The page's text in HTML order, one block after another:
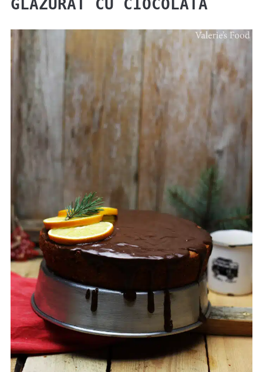
GLAZURAT CU CIOCOLATĂ